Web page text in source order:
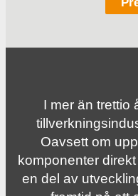
I mer än trettio
Oavsett om
komponenter
en del av